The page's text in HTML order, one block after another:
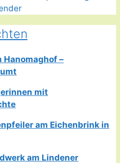
Hanomaghof –
mit
am Eichenbrink in
am Lindener